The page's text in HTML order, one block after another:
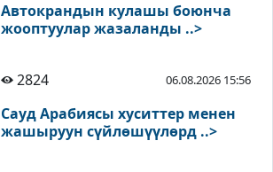
Автокрандын кулашы боюнча
жооптуулар жазаланды ..>
2824 06.08.2026 15:56
Сауд Арабиясы хуситтер менен
жашыруун сүйлөшүүлөрд ..>